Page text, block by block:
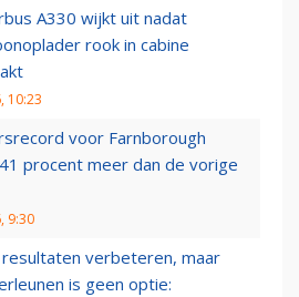
A330 wijkt uit nadat
rook in cabine
10:23
voor Farnborough
procent meer dan de vorige
9:30
verbeteren, maar
is geen optie: